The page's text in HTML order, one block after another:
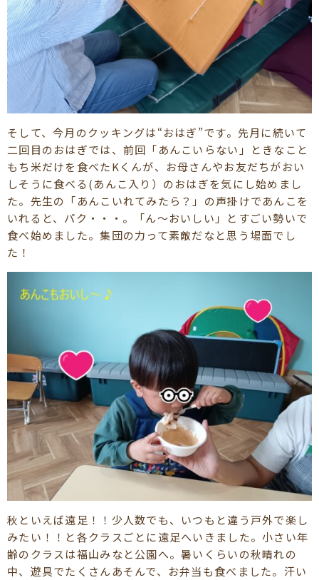
そして、今月のクッキングは“おはぎ”です。先月に続いて
二回目のおはぎでは、前回「あんこいらない」ときなこと
もち米だけを食べたKくんが、お母さんやお友だちがおい
しそうに食べる(あんこ入り）のおはぎを気にし始めまし
た。先生の「あんこいれてみたら？」の声掛けであんこを
いれると、パク・・・。「ん～おいしい」とすごい勢いで
食べ始めました。集団の力って素敵だなと思う場面でし
た！
秋といえば遠足！！少人数でも、いつもと違う戸外で楽し
みたい！！と各クラスごとに遠足へいきました。小さい年
齢のクラスは福山みなと公園へ。暑いくらいの秋晴れの
中、遊具でたくさんあそんで、お弁当も食べました。汗い